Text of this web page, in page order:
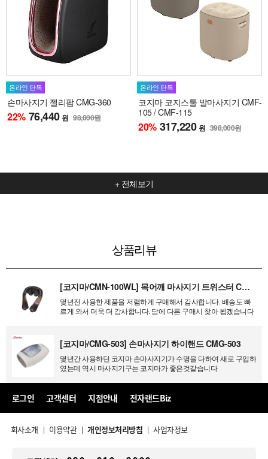
온라인 단독
손마사지기 젤리팜 CMG-360
22% 76,440 원 98,000원
온라인 단독
코지마 코지스툴 발마사지기 CMF-
105 / CMF-115
20% 317,220 원 398,000원
+ 전체보기
상품리뷰
[코지마/CMN-100WL] 목어깨 마사지기 트위스터 CMN-100WL
몇년전 사용한 제품을 저렴하게 구매해서 감사합니다. 배송도 빠
르게 와서 더욱 더 감사합니다. 담에 다른 구매시 찾아 뵙겠습니다
[코지마/CMG-503] 손마사지기 하이핸드 CMG-503
몇년간 사용하던 코지마 손마사지기가 수명을 다하여 새로 구입하
였는데 역시 마사지기구는 코지마가 좋은것같습니다
로그인 고객센터 지점안내 전자랜드Biz
회사소개 | 이용약관 | 개인정보처리방침 | 사업자정보